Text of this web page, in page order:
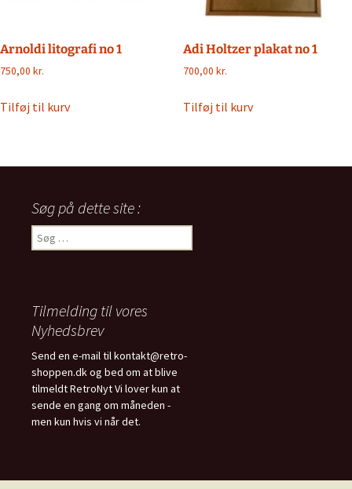
Arnoldi litografi no 1
750,00 kr.
Tilføj til kurv
Adi Holtzer plakat no 1
700,00 kr.
Tilføj til kurv
Søg på dette site :
Søg
efter:
Tilmelding til vores
Nyhedsbrev
Send en e-mail til kontakt@retro-
shoppen.dk og bed om at blive
tilmeldt RetroNyt Vi lover kun at
sende en gang om måneden -
men kun hvis vi når det.